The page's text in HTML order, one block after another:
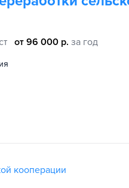
от 96 000 р. за год
кооперации